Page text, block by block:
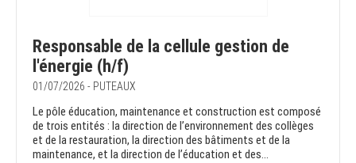
Responsable de la cellule gestion de
l'énergie (h/f)
01/07/2026 - PUTEAUX
Le pôle éducation, maintenance et construction est composé
de trois entités : la direction de l’environnement des collèges
et de la restauration, la direction des bâtiments et de la
maintenance, et la direction de l’éducation et des...